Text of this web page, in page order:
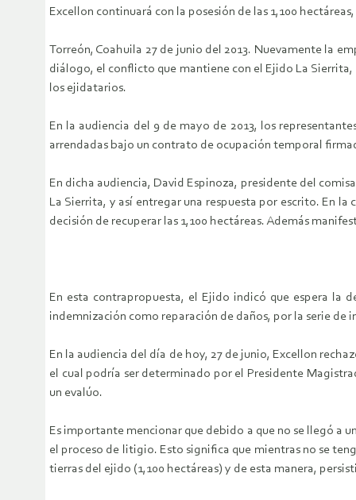
Excellon continuará con la posesión de las 1,100
Torreón, Coahuila 27 de junio del 2013. Nuevamente la
diálogo, el conflicto que mantiene con el Ejido La
los ejidatarios.
En la audiencia del 9 de mayo de 2013, los
arrendadas bajo un contrato de ocupación temporal
En dicha audiencia, David Espinoza, presidente del
La Sierrita, y así entregar una respuesta por escrito. En
decisión de recuperar las 1,100 hectáreas. Además
En esta contrapropuesta, el Ejido indicó que espera la
indemnización como reparación de daños, por la serie
En la audiencia del día de hoy, 27 de junio, Excellon
el cual podría ser determinado por el Presidente
un evalúo.
Es importante mencionar que debido a que no se llegó a
el proceso de litigio. Esto significa que mientras no se
tierras del ejido (1,100 hectáreas) y de esta manera,